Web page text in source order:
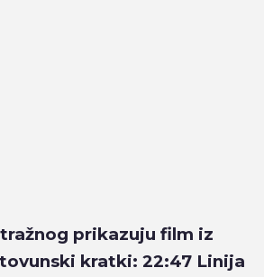
prikazuju film iz
kratki: 22:47 Linija